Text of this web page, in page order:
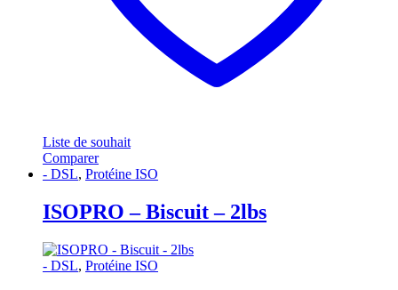
Liste de souhait
Comparer
- DSL, Protéine ISO
ISOPRO – Biscuit – 2lbs
- DSL, Protéine ISO